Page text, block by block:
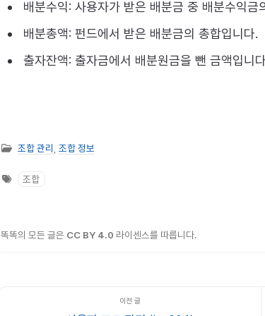
배분수익: 사용자가 받은 배분금 중 배분수익금
배분총액: 펀드에서 받은 배분금의 총합입니다.
출자잔액: 출자금에서 배분원금을 뺀 금액입니
조합 관리 조합 정보
조합
똑똑의 모든 글은 CC BY 4.0 라이센스를 따릅니다.